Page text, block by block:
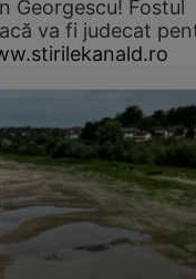
Georgescu! Fostul
va fi judecat